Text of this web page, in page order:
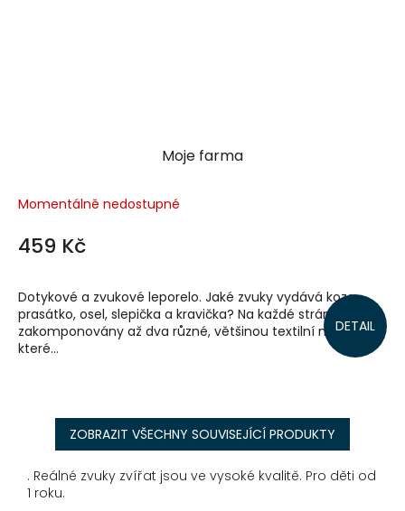
Moje farma
Momentálně nedostupné
459 Kč
DETAIL
Dotykové a zvukové leporelo. Jaké zvuky vydává koza,
prasátko, osel, slepička a kravička? Na každé stránce jsou
zakomponovány až dva různé, většinou textilní materiály,
které...
ZOBRAZIT VŠECHNY SOUVISEJÍCÍ PRODUKTY
. Reálné zvuky zvířat jsou ve vysoké kvalitě. Pro děti od
1 roku.